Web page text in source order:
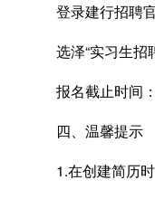
登录建行招聘
选泽“实习生
报名截止时间
四、温馨提示
1.在创建简历